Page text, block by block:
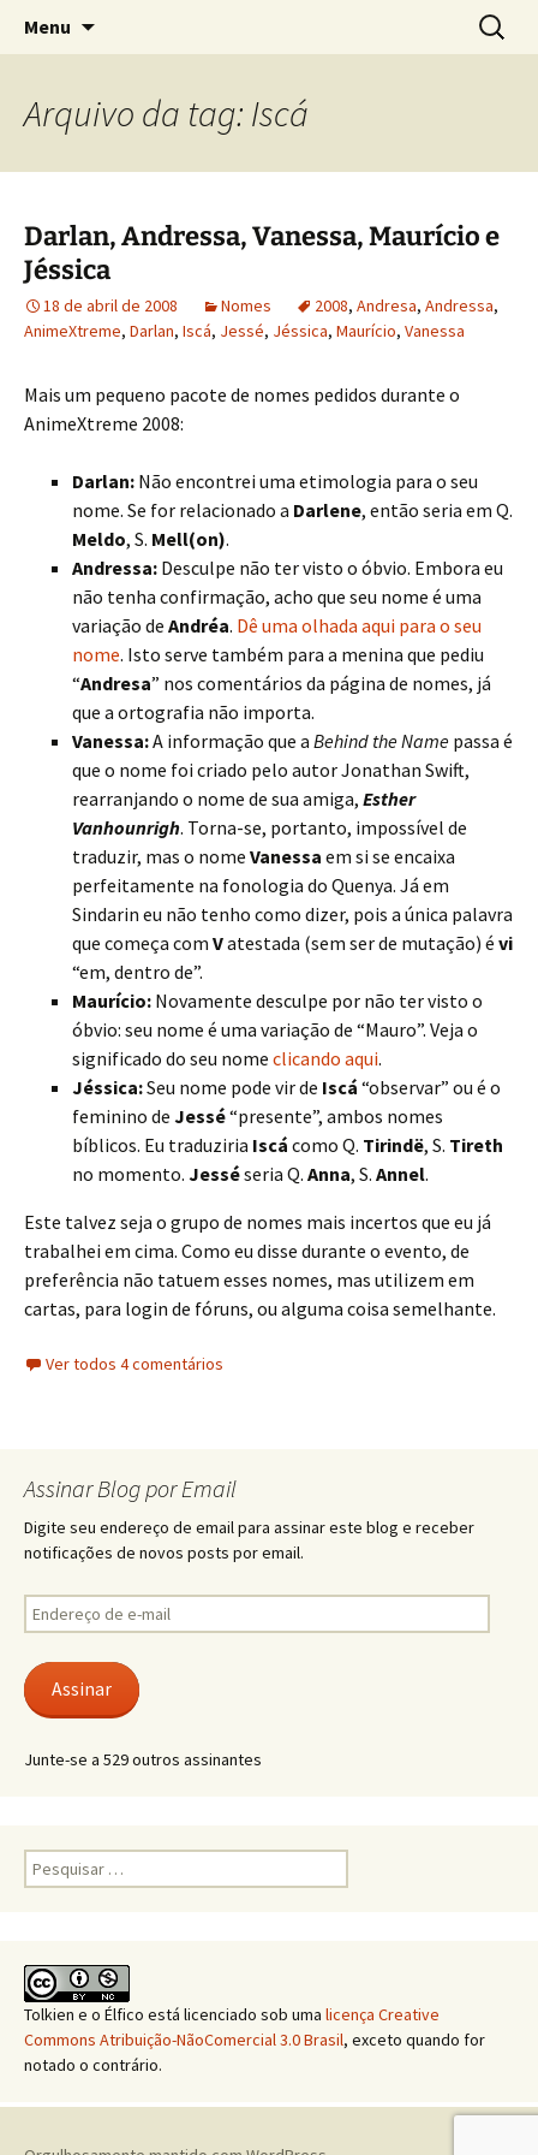
Tolkien e o Élfico
Sobre as línguas d'O Senhor dos Anéis
Menu
conteúdo
por:
Arquivo da tag: Iscá
Darlan, Andressa, Vanessa, Maurício e
Jéssica
18 de abril de 2008 Nomes 2008, Andresa, Andressa,
AnimeXtreme, Darlan, Iscá, Jessé, Jéssica, Maurício, Vanessa
Mais um pequeno pacote de nomes pedidos durante o
AnimeXtreme 2008:
Darlan: Não encontrei uma etimologia para o seu
nome. Se for relacionado a Darlene, então seria em Q.
Meldo, S. Mell(on).
Andressa: Desculpe não ter visto o óbvio. Embora eu
não tenha confirmação, acho que seu nome é uma
variação de Andréa. Dê uma olhada aqui para o seu
nome. Isto serve também para a menina que pediu
“Andresa” nos comentários da página de nomes, já
que a ortografia não importa.
Vanessa:A informação que a Behind the Name passa é
que o nome foi criado pelo autor Jonathan Swift,
rearranjando o nome de sua amiga, Esther
Vanhounrigh. Torna-se, portanto, impossível de
traduzir, mas o nome Vanessa em si se encaixa
perfeitamente na fonologia do Quenya. Já em
Sindarin eu não tenho como dizer, pois a única palavra
que começa com Vatestada (sem ser de mutação) é vi
“em, dentro de”.
Maurício: Novamente desculpe por não ter visto o
óbvio: seu nome é uma variação de “Mauro”. Veja o
significado do seu nome clicando aqui.
Jéssica:Seu nome pode vir de Iscá “observar” ou é o
feminino de Jessé“presente”, ambos nomes
bíblicos. Eu traduziria Iscá como Q. Tirindë, S. Tireth
no momento. Jesséseria Q. Anna, S. Annel.
Este talvez seja o grupo de nomes mais incertos que eu já
trabalhei em cima. Como eu disse durante o evento, de
preferência não tatuem esses nomes, mas utilizem em
cartas, para login de fóruns, ou alguma coisa semelhante.
Ver todos 4 comentários
Assinar Blog por Email
Digite seu endereço de email para assinar este blog e receber
notificações de novos posts por email.
Endereço
de
mail Assinar
Junte-se a 529 outros assinantes
Pesquisar
por:
Tolkien e o Élfico está licenciado sob uma licença Creative
Commons Atribuição-NãoComercial 3.0 Brasil, exceto quando for
notado o contrário.